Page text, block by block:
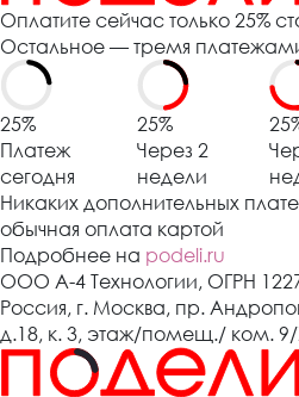
Оплатите сейчас только 25%
Остальное — тремя
25%
Платеж
сегодня
25%
Через 2
недели
Никаких дополнительных
обычная оплата картой
Подробнее на podeli.ru
ООО А-4 Технологии, ОГРН
Россия, г. Москва, пр.
д.18, к. 3, этаж/помещ./ ком. 9/